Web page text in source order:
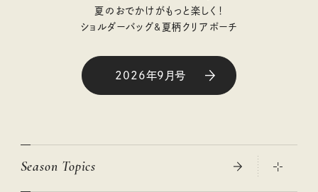
夏のおでかけがもっと楽しく！
ショルダーバッグ&夏柄クリアポーチ
2026年9月号
Season Topics